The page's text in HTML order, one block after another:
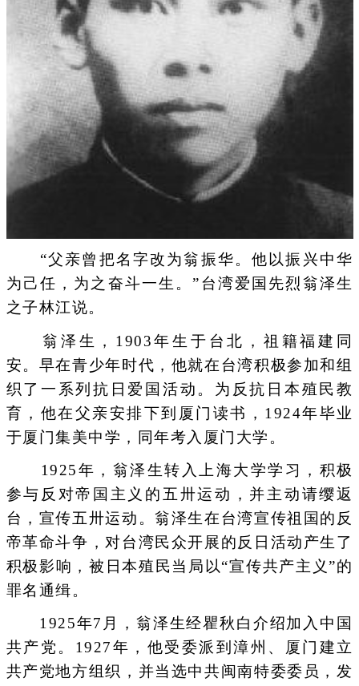
“父亲曾把名字改为翁振华。他以振兴中华
为己任，为之奋斗一生。”台湾爱国先烈翁泽生
之子林江说。
翁泽生，1903年生于台北，祖籍福建同
安。早在青少年时代，他就在台湾积极参加和组
织了一系列抗日爱国活动。为反抗日本殖民教
育，他在父亲安排下到厦门读书，1924年毕业
于厦门集美中学，同年考入厦门大学。
1925年，翁泽生转入上海大学学习，积极
参与反对帝国主义的五卅运动，并主动请缨返
台，宣传五卅运动。翁泽生在台湾宣传祖国的反
帝革命斗争，对台湾民众开展的反日活动产生了
积极影响，被日本殖民当局以“宣传共产主义”的
罪名通缉。
1925年7月，翁泽生经瞿秋白介绍加入中国
共产党。1927年，他受委派到漳州、厦门建立
共产党地方组织，并当选中共闽南特委委员，发